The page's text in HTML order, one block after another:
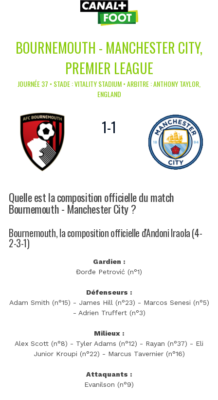
BOURNEMOUTH - MANCHESTER CITY,
PREMIER LEAGUE
JOURNÉE 37 • STADE : VITALITY STADIUM • ARBITRE : ANTHONY TAYLOR,
ENGLAND
1-1
Quelle est la composition officielle du match
Bournemouth - Manchester City ?
Bournemouth, la composition officielle d'Andoni Iraola (4-
2-3-1)
Gardien :
Đorđe Petrović (n°1)
Défenseurs :
Adam Smith (n°15) - James Hill (n°23) - Marcos Senesi (n°5)
- Adrien Truffert (n°3)
Milieux :
Alex Scott (n°8) - Tyler Adams (n°12) - Rayan (n°37) - Eli
Junior Kroupi (n°22) - Marcus Tavernier (n°16)
Attaquants :
Evanilson (n°9)